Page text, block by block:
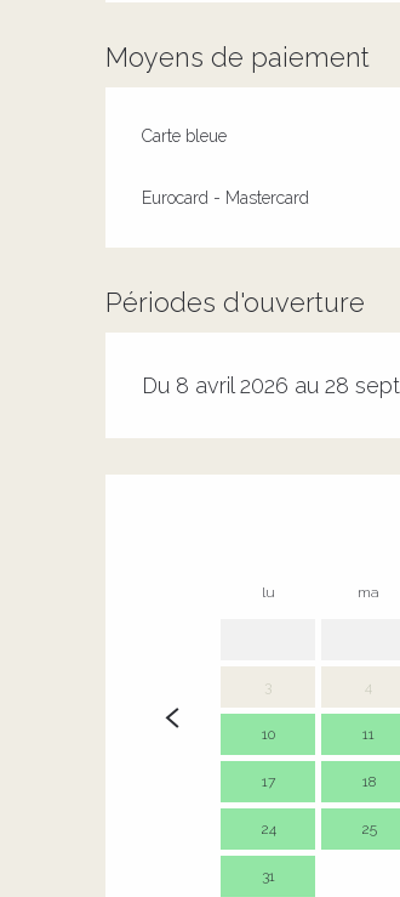
Moyens de paiement
Carte bleue
Eurocard - Mastercard
Périodes d'ouverture
Du 8 avril 2026 au 28
lu ma
3 4
10 11
17 18
24 25
31